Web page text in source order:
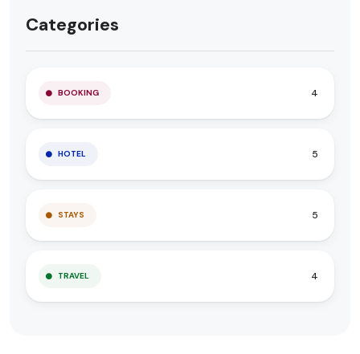
Categories
BOOKING 4
HOTEL 5
STAYS 5
TRAVEL 4